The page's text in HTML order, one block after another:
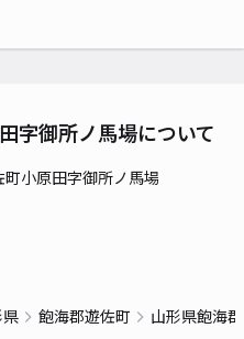
字御所ノ馬場について
小原田字御所ノ馬場
飽海郡遊佐町 山形県飽海